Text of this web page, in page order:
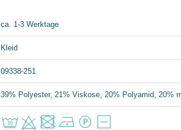
ca. 1-3 Werktage
Kleid
09338-251
39% Polyester, 21% Viskose, 20% Polyamid, 20%